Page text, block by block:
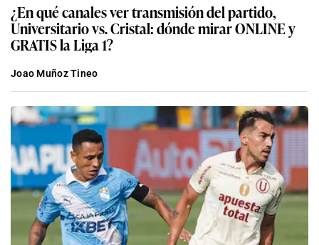
¿En qué canales ver transmisión del partido,
Universitario vs. Cristal: dónde mirar ONLINE y
GRATIS la Liga 1?
Joao Muñoz Tineo